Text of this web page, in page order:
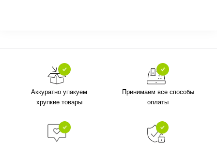
Аккуратно упакуем
хрупкие товары
Принимаем все способы
оплаты